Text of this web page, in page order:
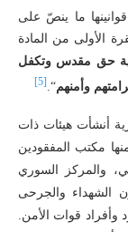
ما ينصّ على
الأولى من المادة
حق مقدس وتكفل
وأمنهم“.
أنشأت هيئات ذات
مكتب المفقودين
والمركز السوري
الشهداء والجرحى
وأفراد قوات الأمن.